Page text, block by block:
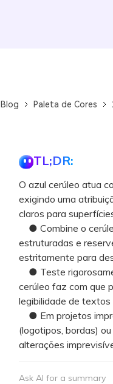
Blog Paleta de Cores
TL;DR:
O azul cerúleo atua
exigindo uma
claros para
● Combine o
estruturadas e
estritamente para
● Teste
cerúleo faz com que
legibilidade de textos
● Em projetos
(logotipos, bordas)
alterações
Ask AI for a summary